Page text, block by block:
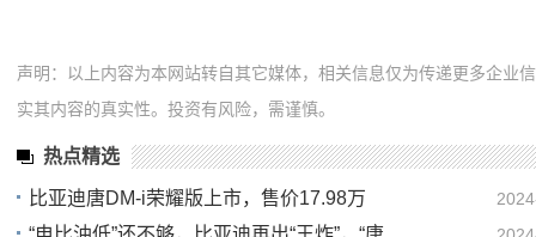
声明：以上内容为本网站转自其它媒体，相关信息仅为传递更多企业
实其内容的真实性。投资有风险，需谨慎。
热点精选
比亚迪唐DM-i荣耀版上市，售价17.98万